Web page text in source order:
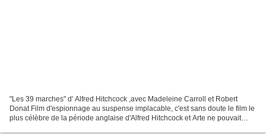
"Les 39 marches" d' Alfred Hitchcock ,avec Madeleine Carroll et Robert
Donat Film d'espionnage au suspense implacable, c'est sans doute le film le
plus célèbre de la période anglaise d'Alfred Hitchcock et Arte ne pouvait